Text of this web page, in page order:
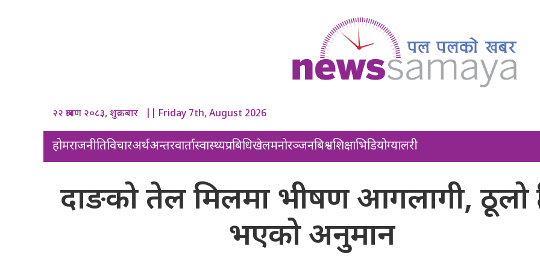
२२ श्रावण २०८३, शुक्रबार || Friday 7th, August 2026
होमराजनीतिविचारअर्थअन्तरवार्तास्वास्थ्यप्रबिधिखेलमनोरञ्जनबिश्वशिक्षाभिडियोग्यालरी
दाङको तेल मिलमा भीषण आगलागी, ठूलो
भएको अनुमान